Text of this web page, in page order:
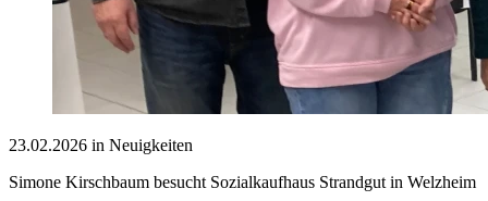
23.02.2026 in Neuigkeiten
Simone Kirschbaum besucht Sozialkaufhaus Strandgut in Welzheim